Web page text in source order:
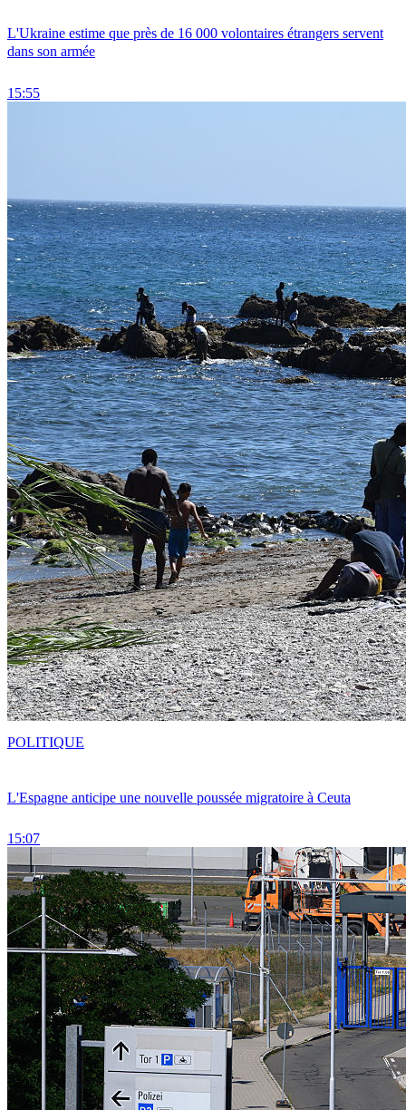
L'Ukraine estime que près de 16 000 volontaires étrangers servent
dans son armée
15:55
L'Espagne anticipe une nouvelle poussée migratoire à Ceuta
15:07
POLITIQUE